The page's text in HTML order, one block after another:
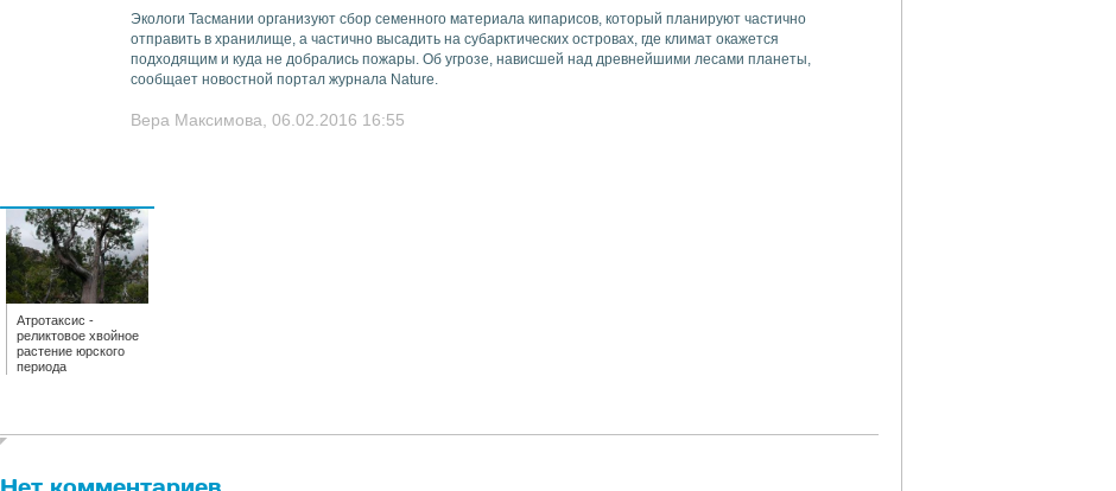
Экологи Тасмании организуют сбор семенного материала кипарисов, который планируют частично
отправить в хранилище, а частично высадить на субарктических островах, где климат окажется
подходящим и куда не добрались пожары. Об угрозе, нависшей над древнейшими лесами планеты,
сообщает новостной портал журнала Nature.
Вера Максимова, 06.02.2016 16:55
Атротаксис -
реликтовое хвойное
растение юрского
периода
Нет комментариев